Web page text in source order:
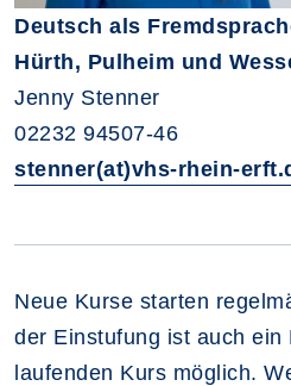
Deutsch als
Hürth, Pulheim und
Jenny Stenner
02232 94507-46
stenner(at)vhs-rhein-
Neue Kurse starten
der Einstufung ist auch ein
laufenden Kurs möglich.